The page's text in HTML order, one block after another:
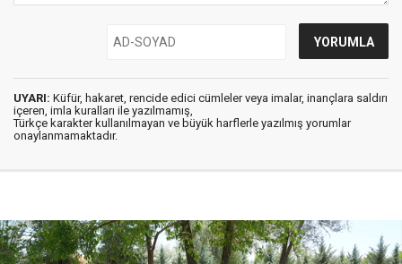
UYARI: Küfür, hakaret, rencide edici cümleler veya imalar, inançlara saldırı
içeren, imla kuralları ile yazılmamış,
Türkçe karakter kullanılmayan ve büyük harflerle yazılmış yorumlar
onaylanmamaktadır.